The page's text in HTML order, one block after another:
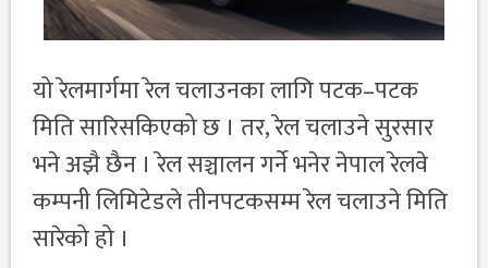
यो रेलमार्गमा रेल चलाउनका लागि पटक–पटक
मिति सारिसकिएको छ । तर, रेल चलाउने सुरसार
भने अझै छैन । रेल सञ्चालन गर्ने भनेर नेपाल रेलवे
कम्पनी लिमिटेडले तीनपटकसम्म रेल चलाउने मिति
सारेको हो ।